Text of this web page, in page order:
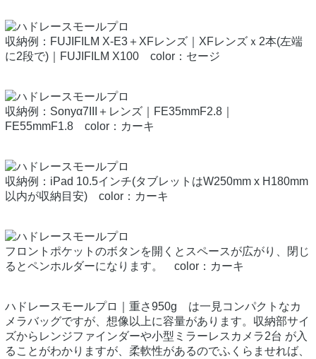
収納例：FUJIFILM X-E3＋XFレンズ｜XFレンズｘ2本(左端
に2段で)｜FUJIFILM X100 color：セージ
収納例：Sonyα7III＋レンズ｜FE35mmF2.8｜
FE55mmF1.8 color：カーキ
収納例：iPad 10.5インチ(タブレットはW250mm x H180mm
以内が収納目安) color：カーキ
フロントポケットのボタンを開くとスペースが広がり、閉じ
るとペンホルダーになります。 color：カーキ
ハドレースモールプロ｜重さ950g は一見コンパクトなカ
メラバッグですが、想像以上に容量があります。収納部サイ
ズからレンジファインダーや小型ミラーレスカメラ2台 が入
ることがわかりますが、柔軟性があるのでふくらませれば、